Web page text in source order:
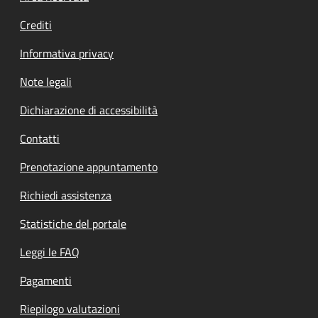
Crediti
Informativa privacy
Note legali
Dichiarazione di accessibilità
Contatti
Prenotazione appuntamento
Richiedi assistenza
Statistiche del portale
Leggi le FAQ
Pagamenti
Riepilogo valutazioni